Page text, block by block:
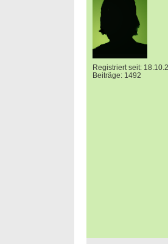
Registriert seit:
Beiträge: 1492
Bewerbung um
September 2026
Berlin/ Mitte
weitere